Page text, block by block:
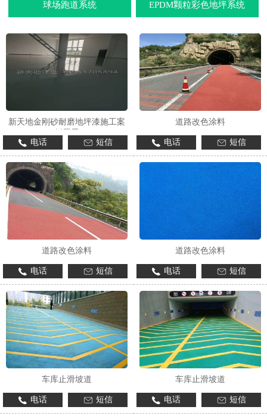
1
球场跑道系统 EPDM颗粒彩色地坪系统
新天地金刚砂耐磨地坪漆施工案
电话
短信
道路改色涂料
电话 短信
道路改色涂料
电话 短信
道路改色涂料
电话 短信
车库止滑坡道
电话 短信
车库止滑坡道
电话 短信